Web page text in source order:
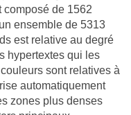
composé de 1562
ensemble de 5313
est relative au degré
hypertextes qui les
sont relatives à
automatiquement
zones plus denses